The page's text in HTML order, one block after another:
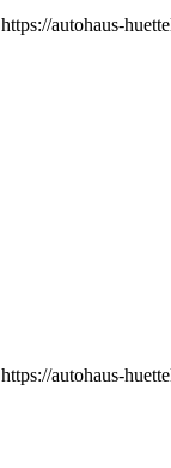
https://autohaus-
https://autohaus-